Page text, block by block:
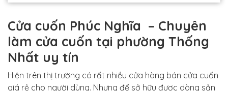
Cửa cuốn Phúc Nghĩa – Chuyên
làm cửa cuốn tại phường Thống
Nhất uy tín
Hiện trên thị trường có rất nhiều cửa hàng bán cửa cuốn
giá rẻ cho người dùng. Nhưng để sở hữu được dòng sản